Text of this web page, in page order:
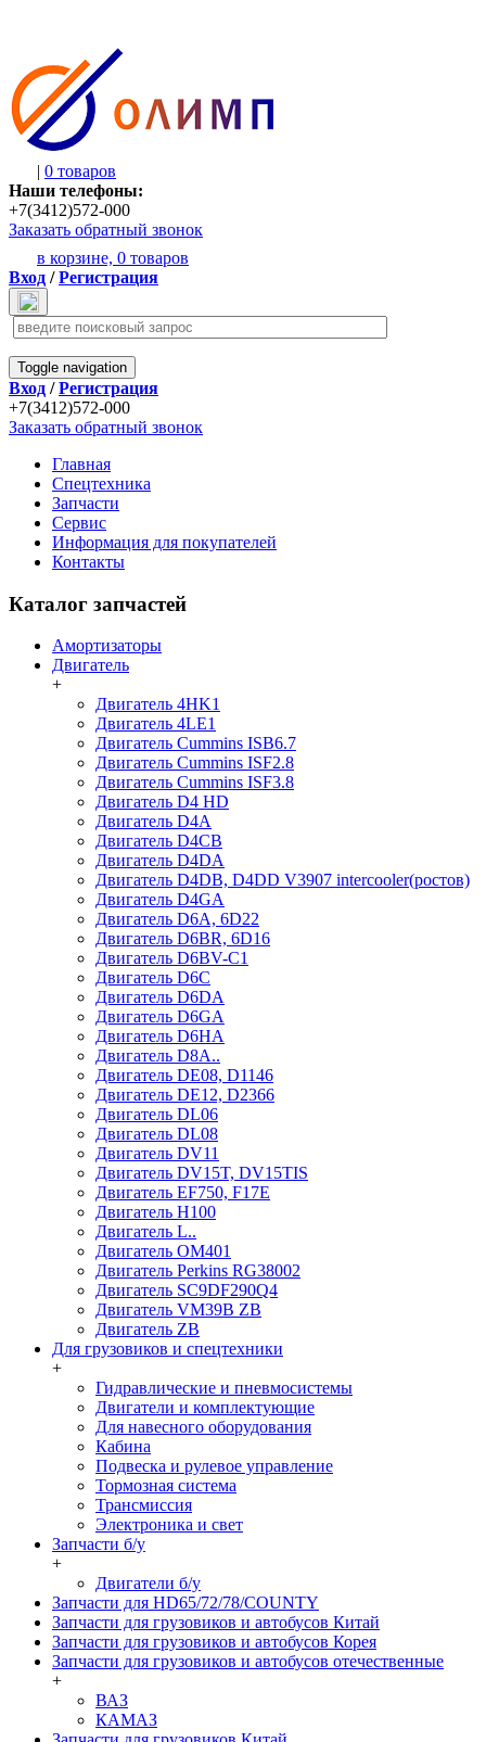
| 0 товаров
Наши телефоны:
+7(3412)572-000
Заказать обратный звонок
в корзине, 0 товаров
Вход /Регистрация
Toggle navigation
Вход /Регистрация
+7(3412)572-000
Заказать обратный звонок
Главная
Спецтехника
Запчасти
Сервис
Информация для покупателей
Контакты
Каталог запчастей
Амортизаторы
Двигатель
+
Двигатель 4HK1
Двигатель 4LE1
Двигатель Cummins ISB6.7
Двигатель Cummins ISF2.8
Двигатель Cummins ISF3.8
Двигатель D4 HD
Двигатель D4A
Двигатель D4CB
Двигатель D4DA
Двигатель D4DB, D4DD V3907 intercooler(ростов)
Двигатель D4GA
Двигатель D6A, 6D22
Двигатель D6BR, 6D16
Двигатель D6BV-C1
Двигатель D6C
Двигатель D6DA
Двигатель D6GA
Двигатель D6HA
Двигатель D8A..
Двигатель DE08, D1146
Двигатель DE12, D2366
Двигатель DL06
Двигатель DL08
Двигатель DV11
Двигатель DV15T, DV15TIS
Двигатель EF750, F17E
Двигатель H100
Двигатель L..
Двигатель OM401
Двигатель Perkins RG38002
Двигатель SC9DF290Q4
Двигатель VM39B ZB
Двигатель ZB
Для грузовиков и спецтехники
+
Гидравлические и пневмосистемы
Двигатели и комплектующие
Для навесного оборудования
Кабина
Подвеска и рулевое управление
Тормозная система
Трансмиссия
Электроника и свет
Запчасти б/у
+
Двигатели б/у
Запчасти для HD65/72/78/COUNTY
Запчасти для грузовиков и автобусов Китай
Запчасти для грузовиков и автобусов Корея
Запчасти для грузовиков и автобусов отечественные
+
ВАЗ
КАМАЗ